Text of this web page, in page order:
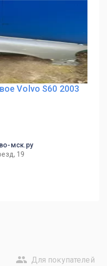
Volvo S60 2003
мск.ру
19
Для покупателей